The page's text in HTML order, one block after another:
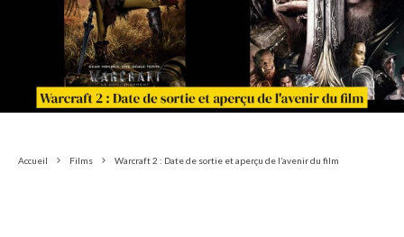
Accueil Films Warcraft 2 : Date de sortie et aperçu de l’avenir du film